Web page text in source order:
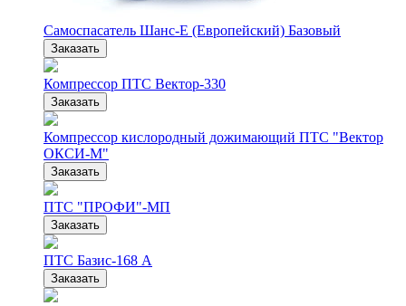
Самоспасатель Шанс-Е (Европейский) Базовый
Заказать
Компрессор ПТС Вектор-330
Заказать
Компрессор кислородный дожимающий ПТС "Вектор
ОКСИ-М"
Заказать
ПТС "ПРОФИ"-МП
Заказать
ПТС Базис-168 А
Заказать